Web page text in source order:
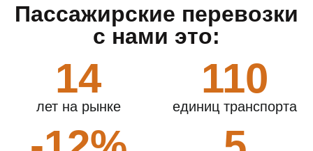
пассажиров. Мы тщательно разрабатываем план
действий, своевременно подаем машину к месту
назначения. Большинство заказчиков обращаются к
гарантируем безопасность при перевозке и
осуществляем полный контроль над каждым рейсом.
Пассажирские перевозки
с нами это:
14
лет на рынке
110
единиц транспорта